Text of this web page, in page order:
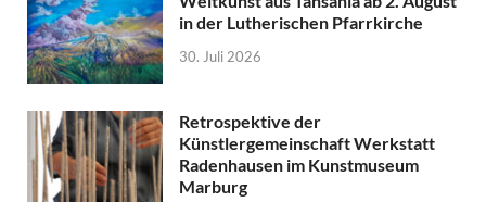
in der Lutherischen Pfarrkirche
30. Juli 2026
Retrospektive der
Künstlergemeinschaft Werkstatt
Radenhausen im Kunstmuseum
Marburg